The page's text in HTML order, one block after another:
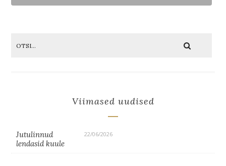
Viimased uudised
Jutulinnud
lendasid kuule
22/06/2026